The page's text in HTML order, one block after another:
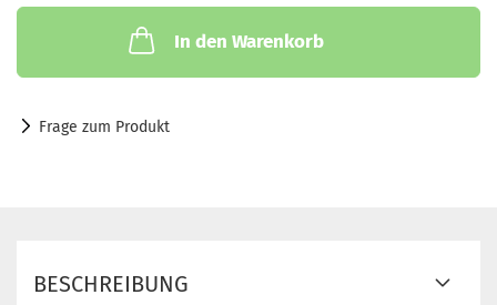
In den Warenkorb
Frage zum Produkt
BESCHREIBUNG